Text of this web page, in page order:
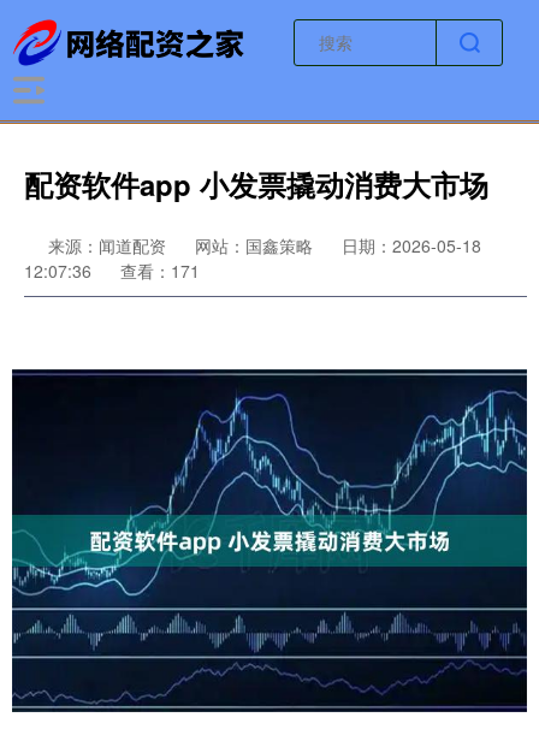
配资软件app 小发票撬动消费大市场
来源：闻道配资 网站：国鑫策略
日期：2026-05-18
12:07:36
查看：171